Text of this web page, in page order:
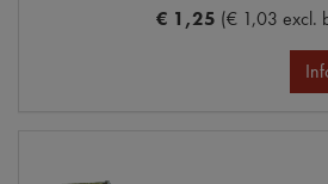
€ 1,25 (€ 1,03 excl.